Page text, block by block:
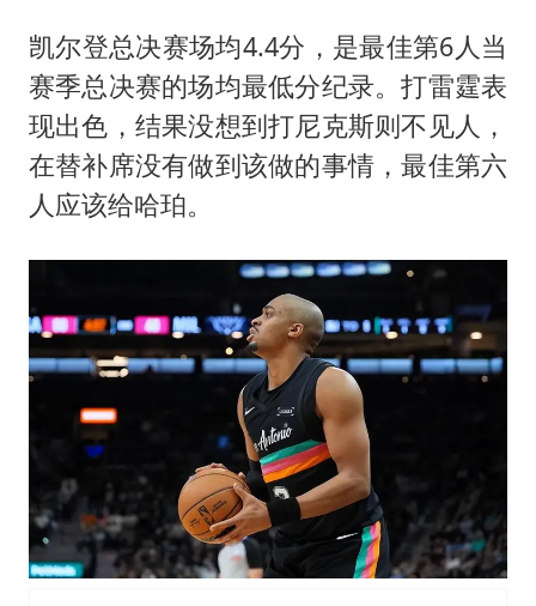
凯尔登总决赛场均4.4分，是最佳第6人当
赛季总决赛的场均最低分纪录。打雷霆表
现出色，结果没想到打尼克斯则不见人，
在替补席没有做到该做的事情，最佳第六
人应该给哈珀。